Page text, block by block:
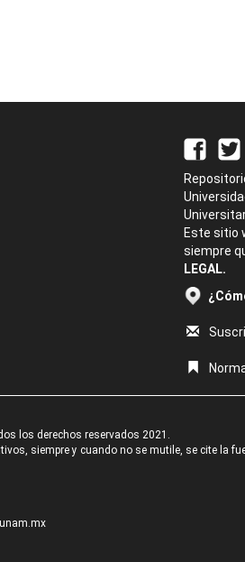
Este sitio
siempre
LEGAL.
los derechos reservados 2021.
siempre y cuando no se mutile, se cite la